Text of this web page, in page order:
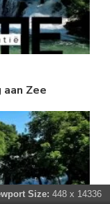
Zee
Size: 448 x 14336